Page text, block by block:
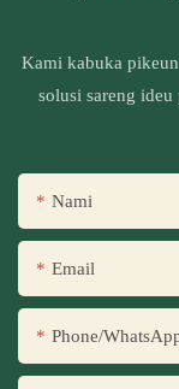
Kami kabuka
solusi sareng
Nami
Email
Phone/